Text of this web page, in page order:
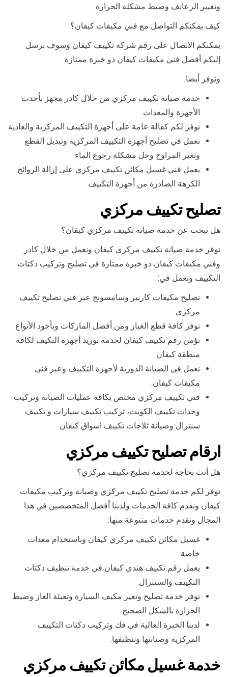
وتغيير الزعانف وضبط مشكلة الحرارة.
كيف يمكنكم التواصل مع فني مكيفات كيفان؟
يمكنكم الاتصال على رقم شركة تكييف كيفان وسوف نرسل
إليكم أفضل فني مكيفات كيفان ذو خبرة ممتازة
ونوفر أيضا:
خدمة صيانة تكييف مركزي من خلال كادر مجهز بأحدث
الأجهزة والمعدات
نوفر لكم كفالة عامة على أجهزة التكييف المركزية والعادية
نعمل في تصليح أجهزة التكييف المركزية وتبديل القطع
وتغير المراوح وحل مشكلة رجوع الماء
يعمل فني غسيل مكائن تكييف مركزي على إزالة الروائح
الكرهة الصادرة من أجهزة التكييف
تصليح تكييف مركزي
هل تبحث عن خدمة صيانة تكييف مركزي كيفان؟
نوفر خدمة صيانة تكييف مركزي كيفان ونعمل من خلال كادر
وفني مكيفات كيفان ذو خبرة ممتازة في تصليح وتركيب دكتات
التكييف ونعمل في:
تصليح مكيفات كاربير وسامسونج عبر فني تصليح تكييف
مركزي
نوفر كافة قطع الغيار ومن أفضل الماركات وبأجود الأنواع
نؤمن رقم تكييف كيفان لخدمة توريد أجهزة التكيف لكافة
منطقة كيفان
نعمل في الصيانة الدورية لأجهزة التكييف وعبر فني
مكيفات كيفان.
فني تكييف مركزي مختص بكافة عمليات الصيانة وتركيب
وحدات تكييف الكويت، تركيب تكييف سيارات و تكييف
سنترال وصيانة ثلاجات تكييف اسواق كيفان
ارقام تصليح تكييف مركزي
هل أنت بحاجة لخدمة تصليح تكييف مركزي؟
نوفر لكم خدمة تصليح تكييف مركزي وصيانة وتركيب مكيفات
كيفان ونقدم كافة الخدمات ولدينا أفضل المتخصصين في هذا
المجال ونقدم خدمات متنوعة منها:
غسيل مكائن تكييف مركزي كيفان وباستخدام معدات
خاصة
يعمل رقم تكييف هندي كيفان في خدمة تنظيف دكتات
التكييف والسنترال.
نوفر خدمة تصليح وتغير مكيف السيارة وتعبئة الغاز وضبط
الحرارة بالشكل الصحيح
لدينا الخبرة العالية في فك وتركيب دكتات التكييف
المركزية وصيانتها وتنظيفها.
خدمة غسيل مكائن تكييف مركزي